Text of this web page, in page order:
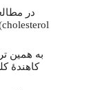
به همین